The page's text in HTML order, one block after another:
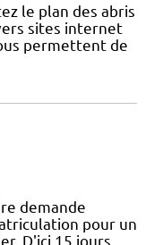
le plan des abris
sites internet
permettent de
demande
pour un
D'ici 15 jours,